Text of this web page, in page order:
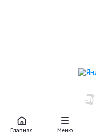
Главная Меню